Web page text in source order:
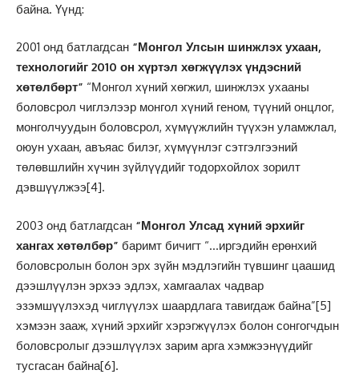
байна. Үүнд:
2001 онд батлагдсан “Монгол Улсын шинжлэх ухаан,
технологийг 2010 он хүртэл хөгжүүлэх үндэсний
хөтөлбөрт” “Монгол хүний хөгжил, шинжлэх ухааны
боловсрол чиглэлээр монгол хүний геном, түүний онцлог,
монголчуудын боловсрол, хүмүүжлийн түүхэн уламжлал,
оюун ухаан, авъяас билэг, хүмүүнлэг сэтгэлгээний
төлөвшлийн хүчин зүйлүүдийг тодорхойлох зорилт
дэвшүүлжээ[4].
2003 онд батлагдсан “Монгол Улсад хүний эрхийг
хангах хөтөлбөр” баримт бичигт “…иргэдийн ерөнхий
боловсролын болон эрх зүйн мэдлэгийн түвшинг цаашид
дээшлүүлэн эрхээ эдлэх, хамгаалах чадвар
эзэмшүүлэхэд чиглүүлэх шаардлага тавигдаж байна”[5]
хэмээн зааж, хүний эрхийг хэрэгжүүлэх болон сонгогчдын
боловсролыг дээшлүүлэх зарим арга хэмжээнүүдийг
тусгасан байна[6].